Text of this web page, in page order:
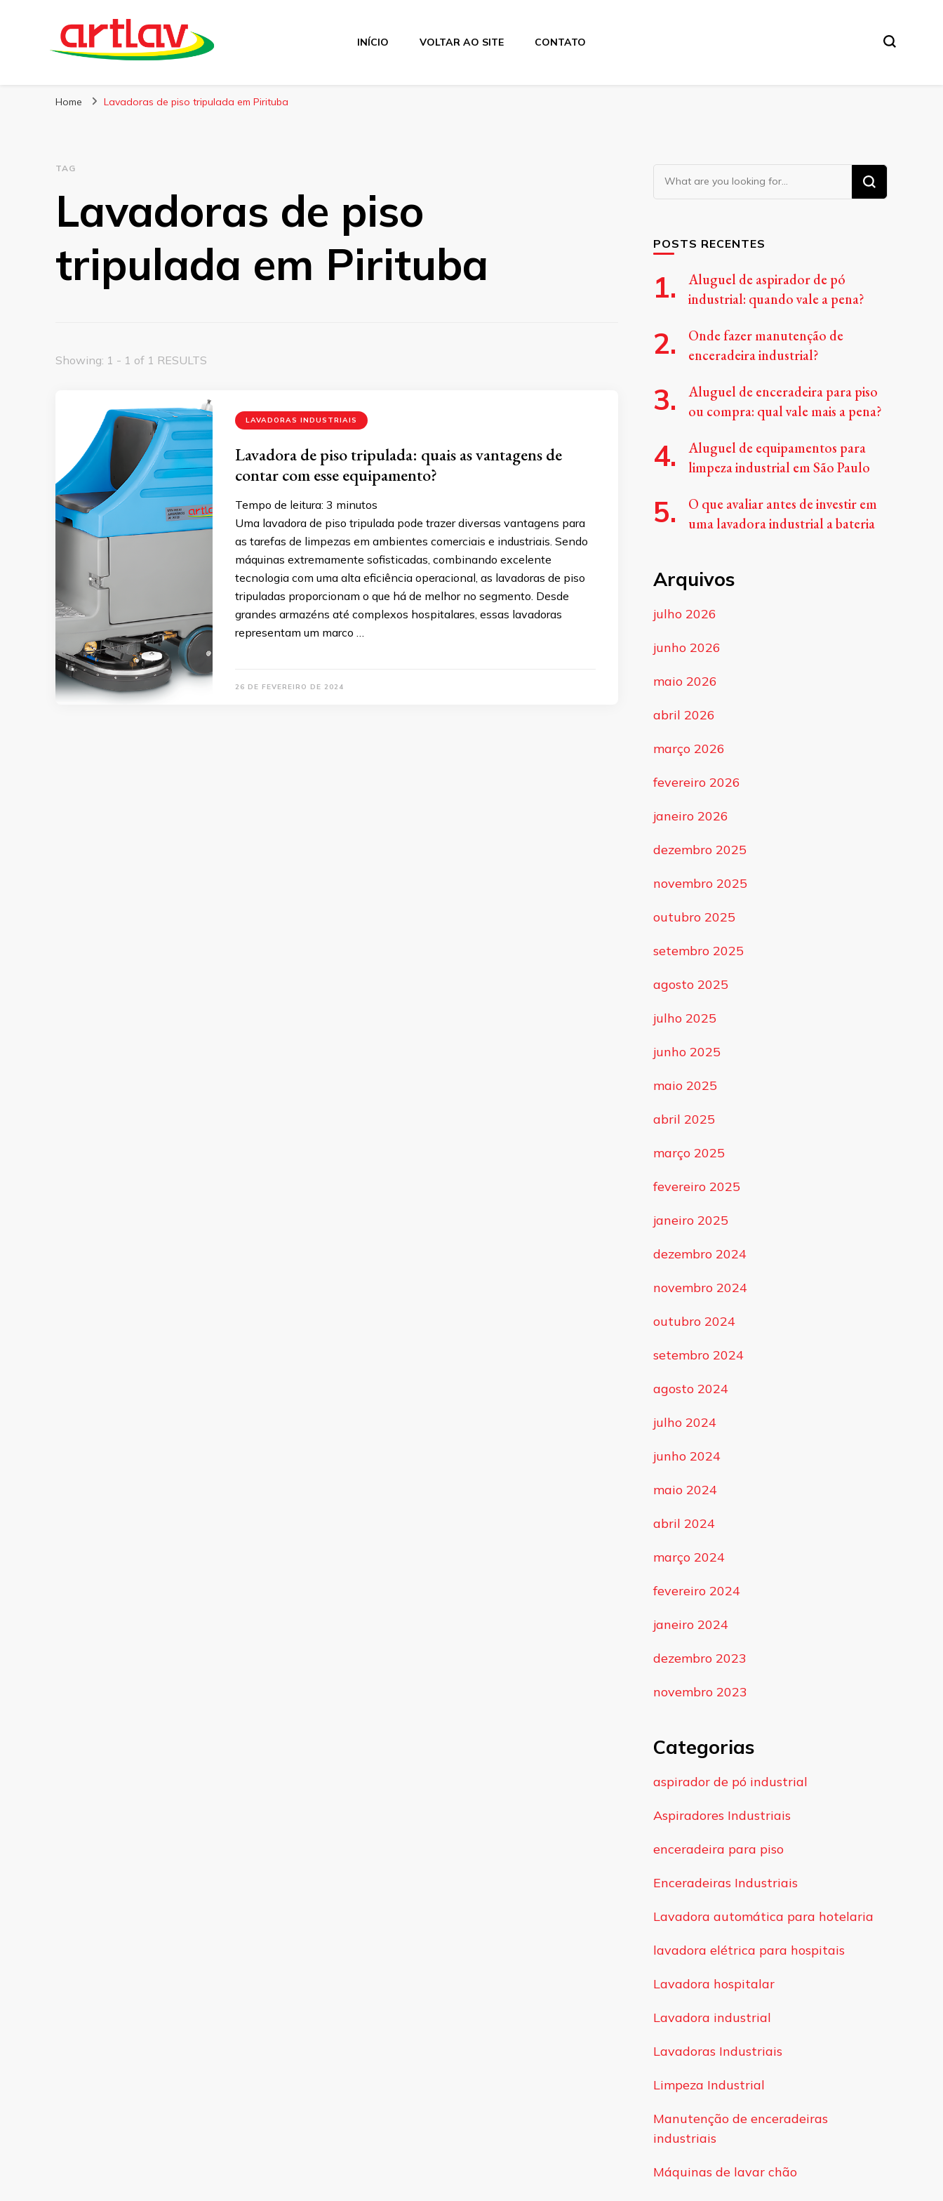
Blog
INÍCIO VOLTAR AO SITE CONTATO
Home Lavadoras de piso tripulada em Pirituba
TAG
Lavadoras de piso
tripulada em Pirituba
Showing: 1 - 1 of 1 RESULTS
LAVADORAS INDUSTRIAIS
Lavadora de piso tripulada: quais as vantagens de
contar com esse equipamento?
Tempo de leitura: 3 minutos
Uma lavadora de piso tripulada pode trazer diversas vantagens para
as tarefas de limpezas em ambientes comerciais e industriais. Sendo
máquinas extremamente sofisticadas, combinando excelente
tecnologia com uma alta eficiência operacional, as lavadoras de piso
tripuladas proporcionam o que há de melhor no segmento. Desde
grandes armazéns até complexos hospitalares, essas lavadoras
representam um marco …
26 DE FEVEREIRO DE 2024
Looking
for
POSTS RECENTES
Aluguel de aspirador de pó
industrial: quando vale a pena?
Onde fazer manutenção de
enceradeira industrial?
Aluguel de enceradeira para piso
ou compra: qual vale mais a pena?
Aluguel de equipamentos para
limpeza industrial em São Paulo
O que avaliar antes de investir em
uma lavadora industrial a bateria
Arquivos
julho 2026
junho 2026
maio 2026
abril 2026
março 2026
fevereiro 2026
janeiro 2026
dezembro 2025
novembro 2025
outubro 2025
setembro 2025
agosto 2025
julho 2025
junho 2025
maio 2025
abril 2025
março 2025
fevereiro 2025
janeiro 2025
dezembro 2024
novembro 2024
outubro 2024
setembro 2024
agosto 2024
julho 2024
junho 2024
maio 2024
abril 2024
março 2024
fevereiro 2024
janeiro 2024
dezembro 2023
novembro 2023
Categorias
aspirador de pó industrial
Aspiradores Industriais
enceradeira para piso
Enceradeiras Industriais
Lavadora automática para hotelaria
lavadora elétrica para hospitais
Lavadora hospitalar
Lavadora industrial
Lavadoras Industriais
Limpeza Industrial
Manutenção de enceradeiras
industriais
Máquinas de lavar chão